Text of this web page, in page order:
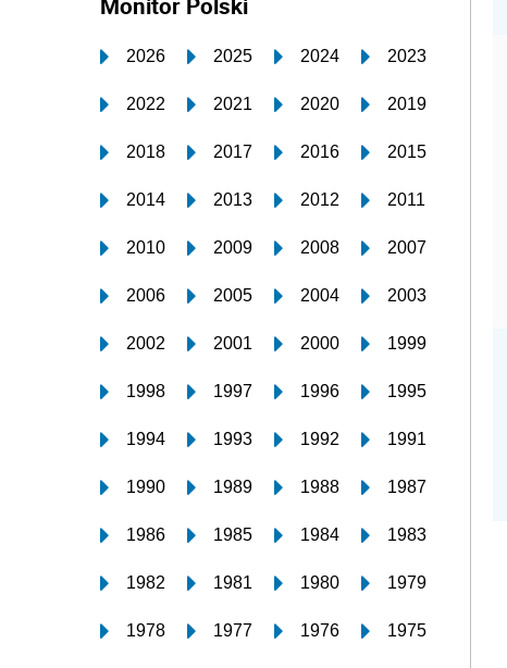
2026 2025 2024 2023
2022 2021 2020 2019
2018 2017 2016 2015
2014 2013 2012 2011
2010 2009 2008 2007
2006 2005 2004 2003
2002 2001 2000 1999
1998 1997 1996 1995
1994 1993 1992 1991
1990 1989 1988 1987
1986 1985 1984 1983
1982 1981 1980 1979
1978 1977 1976 1975